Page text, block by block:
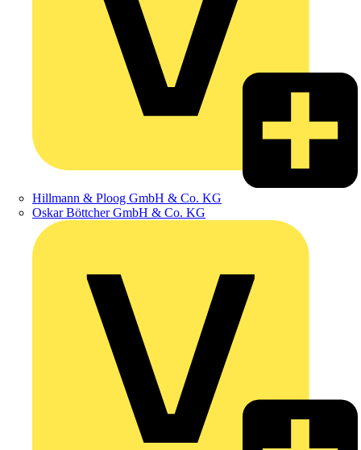
Hillmann & Ploog GmbH & Co. KG
Oskar Böttcher GmbH & Co. KG